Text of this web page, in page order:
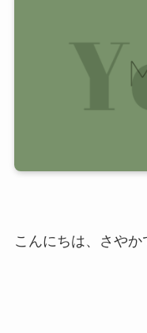
こんにちは、さやか